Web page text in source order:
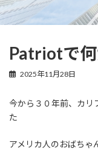
キ
ッ
に
移
Patriotで
2025年11月28日
今から３０年前、カリ
た
アメリカ人のおばちゃ